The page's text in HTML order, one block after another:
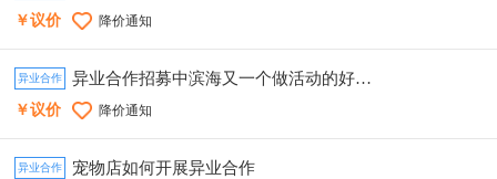
￥议价 降价通知
异业合作 异业合作招募中滨海又一个做活动的好去处
￥议价 降价通知
异业合作 宠物店如何开展异业合作